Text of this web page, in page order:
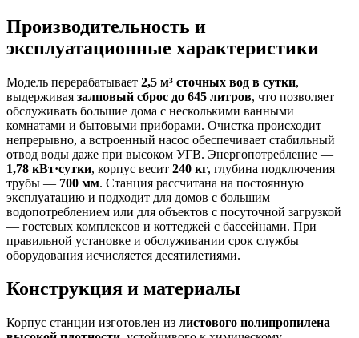
Производительность и
эксплуатационные характеристики
Модель перерабатывает 2,5 м³ сточных вод в сутки,
выдерживая залповый сброс до 645 литров, что позволяет
обслуживать большие дома с несколькими ванными
комнатами и бытовыми приборами. Очистка происходит
непрерывно, а встроенный насос обеспечивает стабильный
отвод воды даже при высоком УГВ. Энергопотребление —
1,78 кВт·сутки, корпус весит 240 кг, глубина подключения
трубы — 700 мм. Станция рассчитана на постоянную
эксплуатацию и подходит для домов с большим
водопотреблением или для объектов с посуточной загрузкой
— гостевых комплексов и коттеджей с бассейнами. При
правильной установке и обслуживании срок службы
оборудования исчисляется десятилетиями.
Конструкция и материалы
Корпус станции изготовлен из листового полипропилена